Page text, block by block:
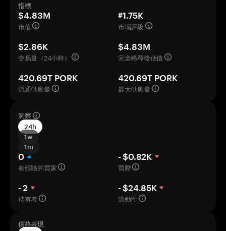
指標
$4.83M
市值
#1.75K
市場評級
$2.86K
交易量（24小時）
$4.83M
完全稀釋後估值
420.69T PORK
流通供應量
420.69T PORK
最大供應量
洞察
24h
1w
1m
0
有經驗的買家
- $0.82K
買壓
- 2
持有者
- $24.85K
流動性
價格表現